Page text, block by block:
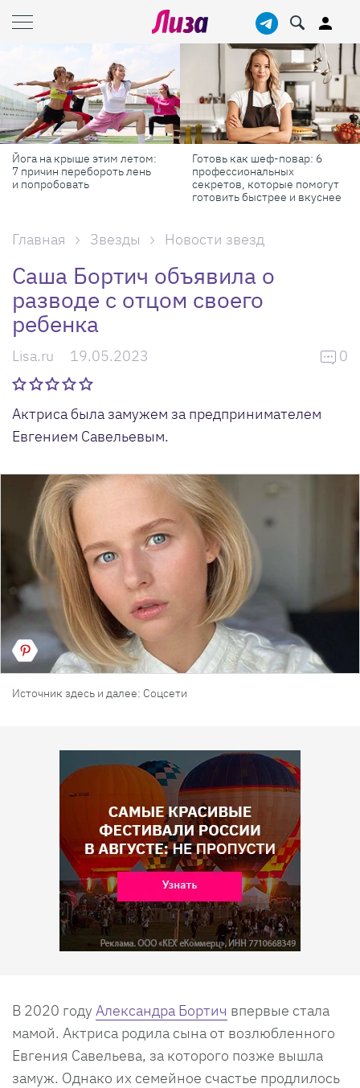
Йога на крыше этим летом:
7 причин перебороть лень
и попробовать
Готовь как шеф-повар: 6
профессиональных
секретов, которые помогут
готовить быстрее и вкуснее
Главная Звезды Новости звезд
Саша Бортич объявила о
разводе с отцом своего
ребенка
Lisa.ru 19.05.2023 0
Актриса была замужем за предпринимателем
Евгением Савельевым.
Источник здесь и далее: Соцсети
В 2020 году Александра Бортич впервые стала
мамой. Актриса родила сына от возлюбленного
Евгения Савельева, за которого позже вышла
замуж. Однако их семейное счастье продлилось